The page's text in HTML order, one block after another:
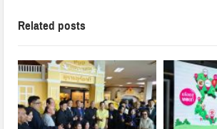
Related posts